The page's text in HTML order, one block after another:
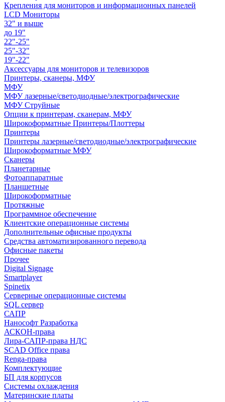
Крепления для мониторов и информационных панелей
LCD Мониторы
32" и выше
до 19"
22"-25"
25"-32"
19"-22"
Аксессуары для мониторов и телевизоров
Принтеры, сканеры, МФУ
МФУ
МФУ лазерные/светодиодные/электрографические
МФУ Струйные
Опции к принтерам, сканерам, МФУ
Широкоформатные Принтеры/Плоттеры
Принтеры
Принтеры лазерные/светодиодные/электрографические
Широкоформатные МФУ
Сканеры
Планетарные
Фотоаппаратные
Планшетные
Широкоформатные
Протяжные
Программное обеспечение
Клиентские операционные системы
Дополнительные офисные продукты
Средства автоматизированного перевода
Офисные пакеты
Прочее
Digital Signage
Smartplayer
Spinetix
Серверные операционные системы
SQL сервер
САПР
Нанософт Разработка
АСКОН-права
Лира-САПР-права НДС
SCAD Office права
Renga-права
Комплектующие
БП для корпусов
Системы охлаждения
Материнские платы